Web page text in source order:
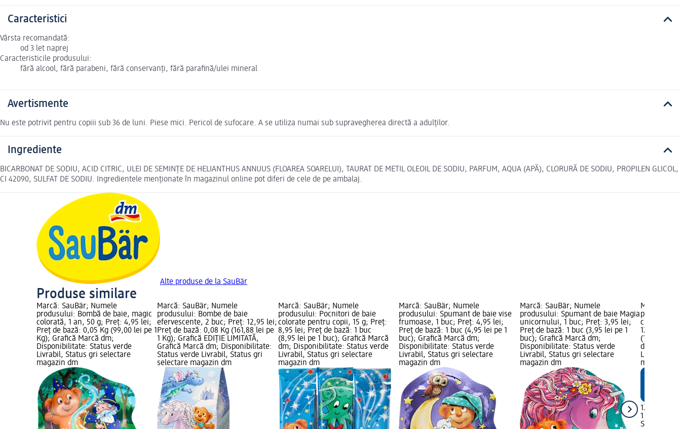
Caracteristici
Vârsta recomandată:
od 3 let naprej
Caracteristicile produsului:
fără alcool, fără parabeni, fără conservanți, fără parafină/ulei mineral
Avertismente
Nu este potrivit pentru copiii sub 36 de luni. Piese mici. Pericol de sufocare. A se utiliza numai sub supravegherea directă a adulților.
Ingrediente
BICARBONAT DE SODIU, ACID CITRIC, ULEI DE SEMINȚE DE HELIANTHUS ANNUUS (FLOAREA SOARELUI), TAURAT DE METIL OLEOIL DE SODIU, PARFUM, AQUA (APĂ), CLORURĂ DE SODIU, PROPILEN GLICOL,
CI 42090, SULFAT DE SODIU. Ingredientele menționate în magazinul online pot diferi de cele de pe ambalaj.
Alte produse de la SauBär
Produse similare
Marcă: SauBär; Numele
produsului: Bombă de baie, magic
colorată, 1 an, 50 g; Preț: 4,95 lei;
Preț de bază: 0,05 Kg (99,00 lei pe 1
Kg); Grafică Marcă dm;
Disponibilitate: Status verde
Livrabil, Status gri selectare
magazin dm
Marcă: SauBär; Numele
produsului: Bombe de baie
efervescente, 2 buc; Preț: 12,95 lei;
Preț de bază: 0,08 Kg (161,88 lei pe
1 Kg); Grafică EDIȚIE LIMITATĂ,
Grafică Marcă dm; Disponibilitate:
Status verde Livrabil, Status gri
selectare magazin dm
Marcă: SauBär; Numele
produsului: Pocnitori de baie
colorate pentru copii, 15 g; Preț:
8,95 lei; Preț de bază: 1 buc
(8,95 lei pe 1 buc); Grafică Marcă
dm; Disponibilitate: Status verde
Livrabil, Status gri selectare
magazin dm
Marcă: SauBär; Numele
produsului: Spumant de baie vise
frumoase, 1 buc; Preț: 4,95 lei;
Preț de bază: 1 buc (4,95 lei pe 1
buc); Grafică Marcă dm;
Disponibilitate: Status verde
Livrabil, Status gri selectare
magazin dm
Marcă: SauBär; Numele
produsului: Spumant de baie Magia
unicornului, 1 buc; Preț: 3,95 lei;
Preț de bază: 1 buc (3,95 lei pe 1
buc); Grafică Marcă dm;
Disponibilitate: Status verde
Livrabil, Status gri selectare
magazin dm
Marcă:
produsului:
cu efect de
12,45 lei;
(12,45 lei
dm;
Livrabil,
magazin
12,45 lei
1 buc
SauBär